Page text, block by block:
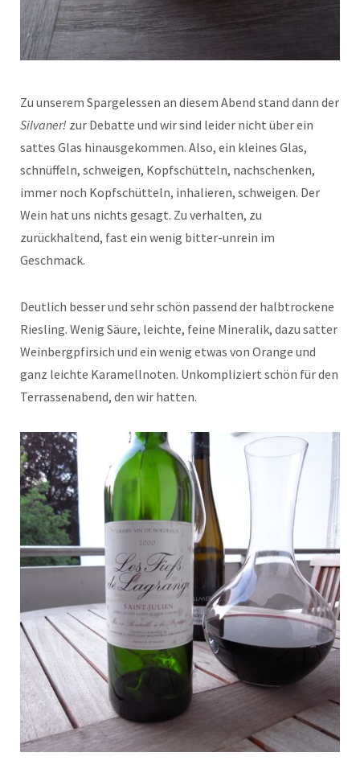
Zu unserem Spargelessen an diesem Abend stand dann der
Silvaner! zur Debatte und wir sind leider nicht über ein
sattes Glas hinausgekommen. Also, ein kleines Glas,
schnüffeln, schweigen, Kopfschütteln, nachschenken,
immer noch Kopfschütteln, inhalieren, schweigen. Der
Wein hat uns nichts gesagt. Zu verhalten, zu
zurückhaltend, fast ein wenig bitter-unrein im
Geschmack.
Deutlich besser und sehr schön passend der halbtrockene
Riesling. Wenig Säure, leichte, feine Mineralik, dazu satter
Weinbergpfirsich und ein wenig etwas von Orange und
ganz leichte Karamellnoten. Unkompliziert schön für den
Terrassenabend, den wir hatten.